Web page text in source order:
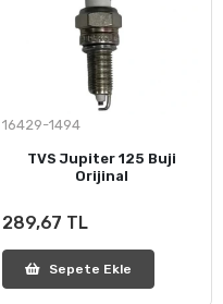
16429-1494
TVS Jupiter 125 Buji
Orijinal
289,67 TL
Sepete Ekle